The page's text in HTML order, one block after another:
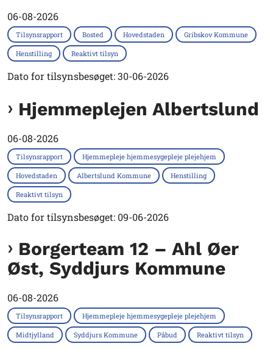
06-08-2026
Tilsynsrapport Bosted Hovedstaden Gribskov Kommune
Henstilling Reaktivt tilsyn
Dato for tilsynsbesøget: 30-06-2026
Hjemmeplejen Albertslund
06-08-2026
Tilsynsrapport Hjemmepleje hjemmesygepleje plejehjem
Hovedstaden Albertslund Kommune Henstilling
Reaktivt tilsyn
Dato for tilsynsbesøget: 09-06-2026
Borgerteam 12 – Ahl Øer
Øst, Syddjurs Kommune
06-08-2026
Tilsynsrapport Hjemmepleje hjemmesygepleje plejehjem
Midtjylland Syddjurs Kommune Påbud Reaktivt tilsyn